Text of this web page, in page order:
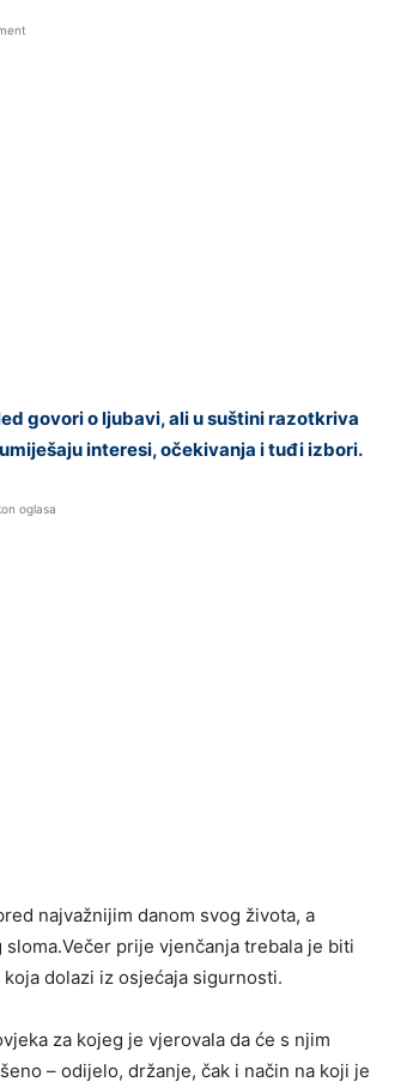
govori o ljubavi, ali u suštini razotkriva
interesi, očekivanja i tuđi izbori.
oglasa
najvažnijim danom svog života, a
prije vjenčanja trebala je biti
dolazi iz osjećaja sigurnosti.
za kojeg je vjerovala da će s njim
– odijelo, držanje, čak i način na koji je